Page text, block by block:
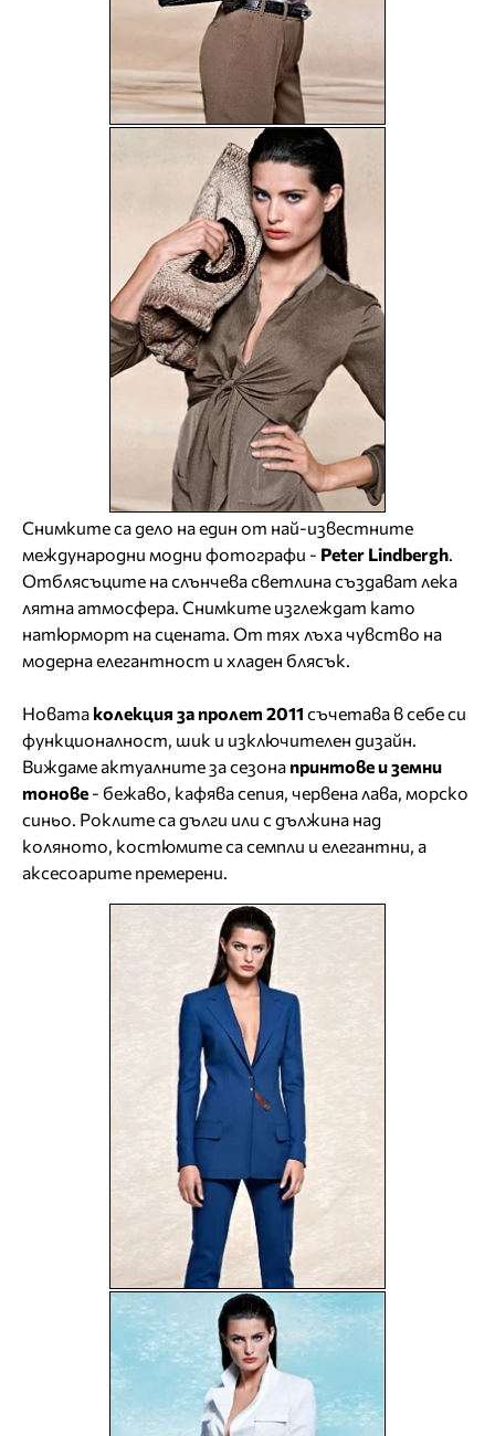
Снимките са дело на един от най-известните
международни модни фотографи - Peter Lindbergh.
Отблясъците на слънчева светлина създават лека
лятна атмосфера. Снимките изглеждат като
натюрморт на сцената. От тях лъха чувство на
модерна елегантност и хладен блясък.
Новата колекция за пролет 2011 съчетава в себе си
функционалност, шик и изключителен дизайн.
Виждаме актуалните за сезона принтове и земни
тонове - бежаво, кафява сепия, червена лава, морско
синьо. Роклите са дълги или с дължина над
коляното, костюмите са семпли и елегантни, а
аксесоарите премерени.